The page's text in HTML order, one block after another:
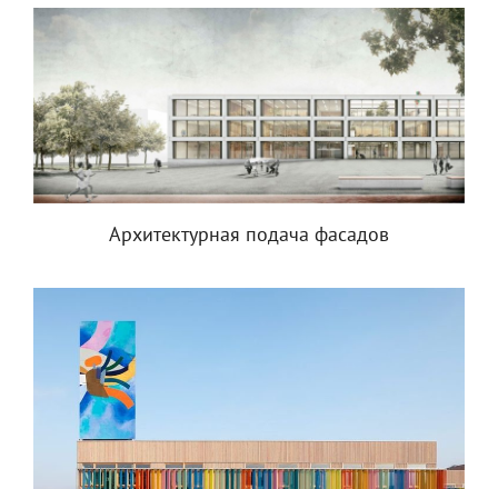
Архитектурная подача фасадов